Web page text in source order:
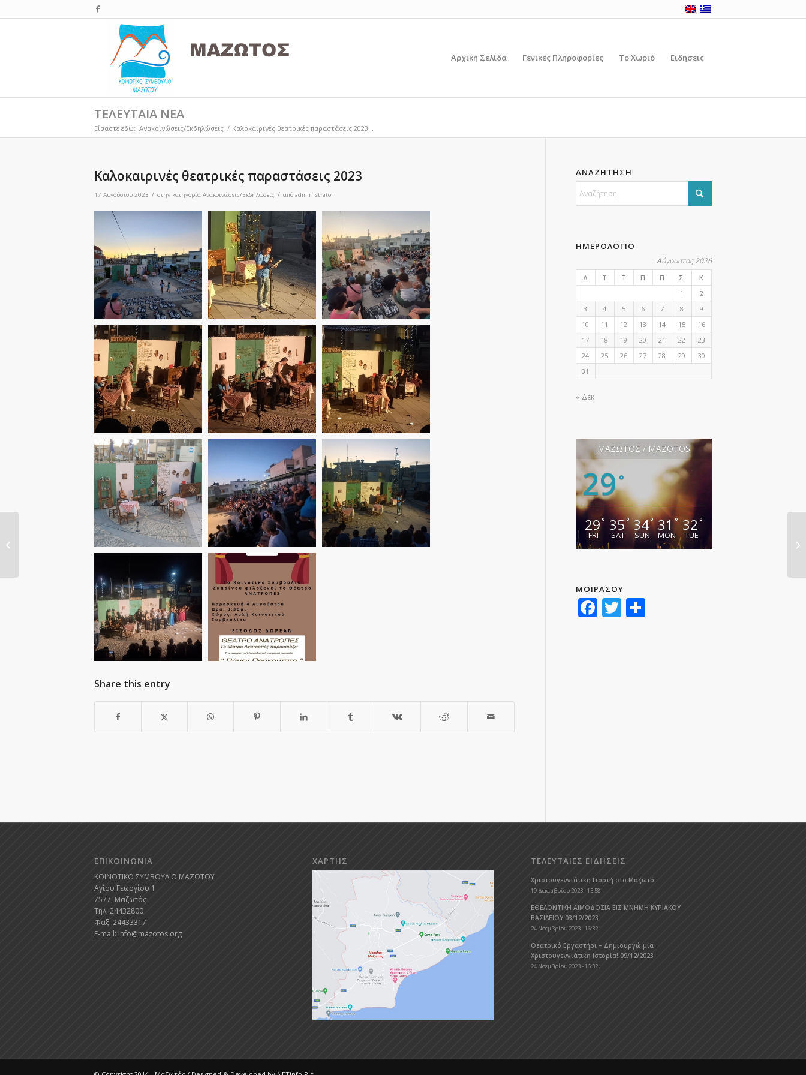
Αρχική Σελίδα Γενικές Πληροφορίες Το Χωριό Ειδήσεις
ΤΕΛΕΥΤΑΙΑ ΝΕΑ
Είσαστε εδώ: Ανακοινώσεις/Εκδηλώσεις / Καλοκαιρινές θεατρικές παραστάσεις 2023...
Καλοκαιρινές θεατρικές παραστάσεις 2023
17 Αυγούστου 2023 / στην κατηγορία Ανακοινώσεις/Εκδηλώσεις / από administrator
Share this entry
ΑΝΑΖΗΤΗΣΗ
ΗΜΕΡΟΛΟΓΙΟ
Αύγουστος 2026
Δ Τ Τ Π Π Σ
Κ
1
2
3
4 5 6 7 8
9
10
11 12 13 14 15
16
17
18 19 20 21 22
23
24
25 26 27 28 29
30
31
« Δεκ
ΜΑΖΩΤΟΣ / MAZOTOS
29°
29°
FRI
35°
SAT
34°
SUN
31°
MON
32°
TUE
ΜΟΙΡΑΣΟΥ
Facebook
Twitter
Μοιραστείτε
ΕΠΙΚΟΙΝΩΝΙΑ
ΚΟΙΝΟΤΙΚΟ ΣΥΜΒΟΥΛΙΟ ΜΑΖΩΤΟΥ
Αγίου Γεωργίου 1
7577, Μαζωτός
Τηλ: 24432800
Φαξ: 24433317
E-mail: info@mazotos.org
ΧΑΡΤΗΣ ΤΕΛΕΥΤΑΙΕΣ ΕΙΔΗΣΕΙΣ
Χριστουγεννιάτικη Γιορτή στο Μαζωτό
19 Δεκεμβρίου 2023 - 13:58
ΕΘΕΛΟΝΤΙΚΗ ΑΙΜΟΔΟΣΙΑ ΕΙΣ ΜΝΗΜΗ ΚΥΡΙΑΚΟΥ
ΒΑΣΙΛΕΙΟΥ 03/12/2023
24 Νοεμβρίου 2023 - 16:32
Θεατρικό Εργαστήρι – Δημιουργώ μια
Χριστουγεννιάτικη Ιστορία! 09/12/2023
24 Νοεμβρίου 2023 - 16:32
θεατρική Παράσταση